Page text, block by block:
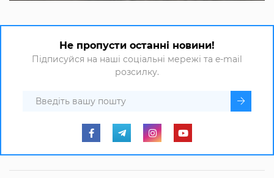
Не пропусти останні новини!
Підписуйся на наші соціальні мережі та e-mail
розсилку.